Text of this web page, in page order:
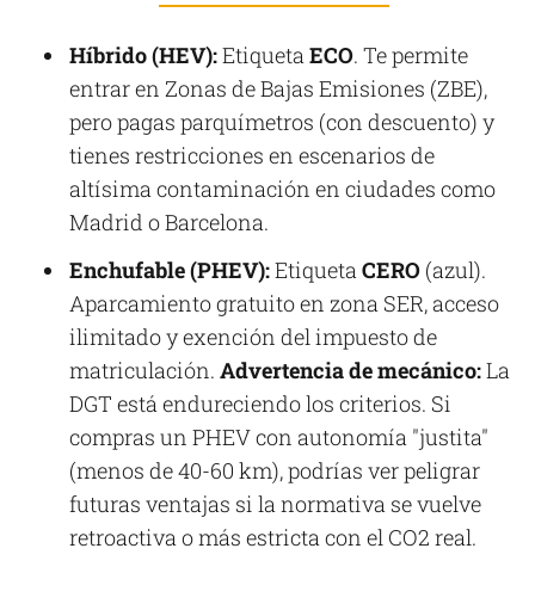
Híbrido (HEV):Etiqueta ECO. Te permite
entrar en Zonas de Bajas Emisiones (ZBE),
pero pagas parquímetros (con descuento) y
tienes restricciones en escenarios de
altísima contaminación en ciudades como
Madrid o Barcelona.
Enchufable (PHEV):Etiqueta CERO (azul).
Aparcamiento gratuito en zona SER, acceso
ilimitado y exención del impuesto de
matriculación. Advertencia de mecánico:La
DGT está endureciendo los criterios. Si
compras un PHEV con autonomía "justita"
(menos de 40-60 km), podrías ver peligrar
futuras ventajas si la normativa se vuelve
retroactiva o más estricta con el CO2 real.